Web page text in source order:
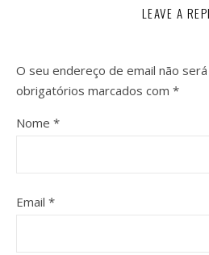
LEAVE A
O seu endereço de email não
obrigatórios marcados com *
Nome *
Email *